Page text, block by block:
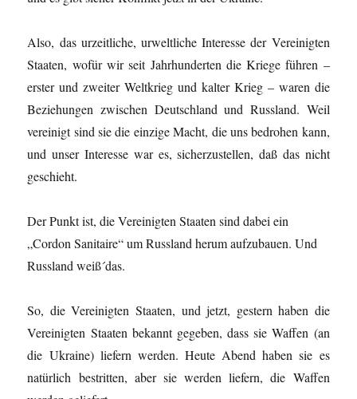
Also, das urzeitliche, urweltliche Interesse der Vereinigten
Staaten, wofür wir seit Jahrhunderten die Kriege führen –
erster und zweiter Weltkrieg und kalter Krieg – waren die
Beziehungen zwischen Deutschland und Russland. Weil
vereinigt sind sie die einzige Macht, die uns bedrohen kann,
und unser Interesse war es, sicherzustellen, daß das nicht
geschieht.
Der Punkt ist, die Vereinigten Staaten sind dabei ein
„Cordon Sanitaire“ um Russland herum aufzubauen. Und
Russland weiß´das.
So, die Vereinigten Staaten, und jetzt, gestern haben die
Vereinigten Staaten bekannt gegeben, dass sie Waffen (an
die Ukraine) liefern werden. Heute Abend haben sie es
natürlich bestritten, aber sie werden liefern, die Waffen